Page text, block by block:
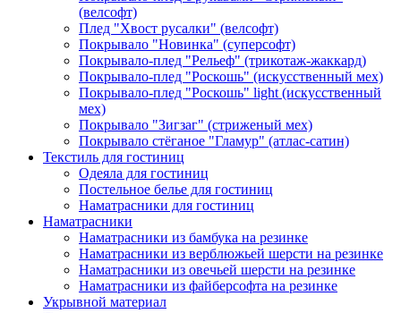
(велсофт)
Плед "Хвост русалки" (велсофт)
Покрывало "Новинка" (суперсофт)
Покрывало-плед "Рельеф" (трикотаж-жаккард)
Покрывало-плед "Роскошь" (искусственный мех)
Покрывало-плед "Роскошь" light (искусственный
мех)
Покрывало "Зигзаг" (стриженый мех)
Покрывало стёганое "Гламур" (атлас-сатин)
Текстиль для гостиниц
Одеяла для гостиниц
Постельное белье для гостиниц
Наматрасники для гостиниц
Наматрасники
Наматрасники из бамбука на резинке
Наматрасники из верблюжьей шерсти на резинке
Наматрасники из овечьей шерсти на резинке
Наматрасники из файберсофта на резинке
Укрывной материал